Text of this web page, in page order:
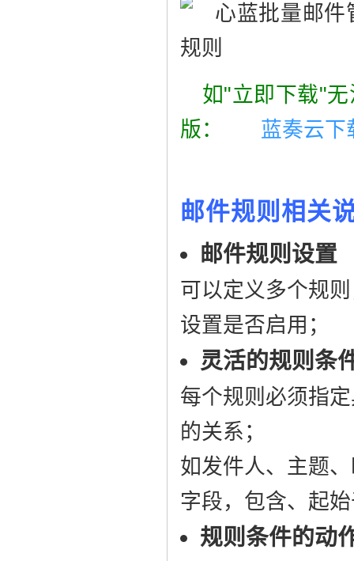
如"立即下载"
版：
蓝奏云下
邮件规则相关
邮件规则设置
可以定义多个规
设置是否启用；
灵活的规则条
每个规则必须指
的关系；
如发件人、主题
字段，包含、起
规则条件的动